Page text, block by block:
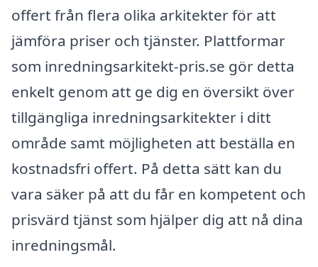
offert från flera olika arkitekter för att
jämföra priser och tjänster. Plattformar
som inredningsarkitekt-pris.se gör detta
enkelt genom att ge dig en översikt över
tillgängliga inredningsarkitekter i ditt
område samt möjligheten att beställa en
kostnadsfri offert. På detta sätt kan du
vara säker på att du får en kompetent och
prisvärd tjänst som hjälper dig att nå dina
inredningsmål.